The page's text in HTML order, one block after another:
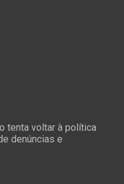
tenta voltar à política
denúncias e